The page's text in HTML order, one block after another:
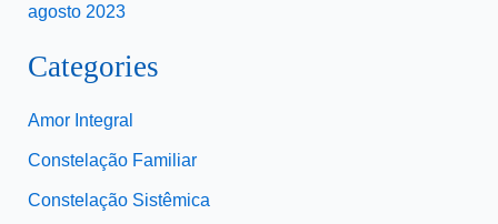
agosto 2023
Categories
Amor Integral
Constelação Familiar
Constelação Sistêmica